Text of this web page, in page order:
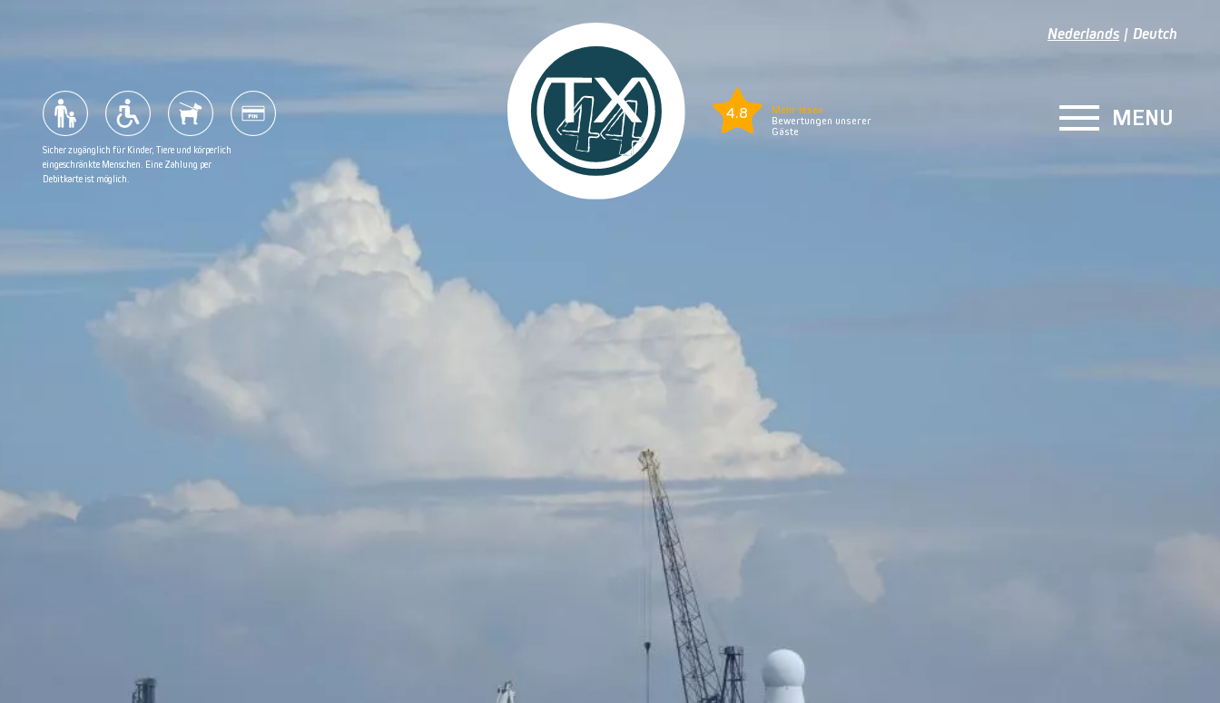
Nederlands Deutch
MENU
4.8
Mehr lesen
Bewertungen unserer
Gäste
Sicher zugänglich für Kinder, Tiere und körperlich
eingeschränkte Menschen. Eine Zahlung per
Debitkarte ist möglich.
Sommerabendkreuzfahrt
Segelroute
Häufig gestellte Fragen
Möchten Sie Ihre Erfahrungen auf Google teilen?